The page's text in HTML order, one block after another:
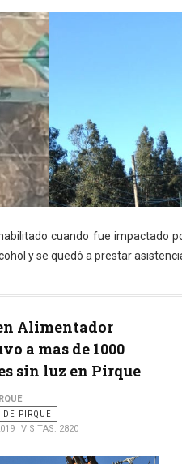
cuando fue impactado
y se quedó a prestar
Alimentador
a mas de 1000
sin luz en Pirque
DE PIRQUE
VISITAS: 2820